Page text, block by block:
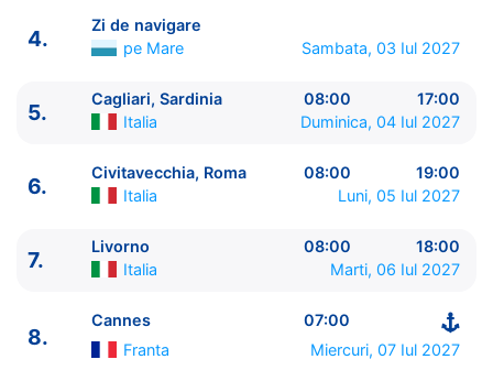
Ziua | Portul | Sosire - Plecare
----------------------------------------
Barcelona Spania
09:00 - 21:00
3.
Spania
5.
Cagliari, Sardinia
08:00 - 17:00
6.
Civitavecchia, Roma
08:00 - 19:00
4.
Zi de navigare
pe Mare
Sambata, 03 Iul 2027
5.
Cagliari, Sardinia 08:00
17:00
Italia
Duminica, 04 Iul 2027
6.
Civitavecchia, Roma 08:00
19:00
Italia
Luni, 05 Iul 2027
7.
Livorno 08:00
18:00
Italia
Marti, 06 Iul 2027
8.
Cannes
07:00
Franta
Miercuri, 07 Iul 2027